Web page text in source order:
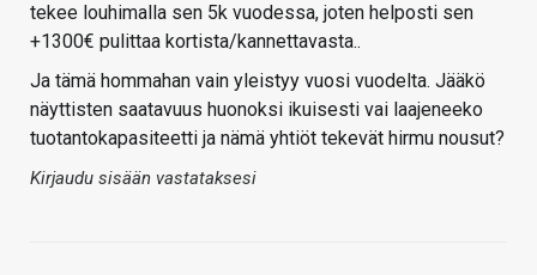
tekee louhimalla sen 5k vuodessa, joten helposti sen
+1300€ pulittaa kortista/kannettavasta..
Ja tämä hommahan vain yleistyy vuosi vuodelta. Jääkö
näyttisten saatavuus huonoksi ikuisesti vai laajeneeko
tuotantokapasiteetti ja nämä yhtiöt tekevät hirmu nousut?
Kirjaudu sisään vastataksesi